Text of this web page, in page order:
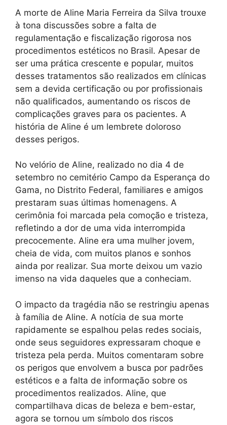
A morte de Aline Maria Ferreira da Silva trouxe
à tona discussões sobre a falta de
regulamentação e fiscalização rigorosa nos
procedimentos estéticos no Brasil. Apesar de
ser uma prática crescente e popular, muitos
desses tratamentos são realizados em clínicas
sem a devida certificação ou por profissionais
não qualificados, aumentando os riscos de
complicações graves para os pacientes. A
história de Aline é um lembrete doloroso
desses perigos.
No velório de Aline, realizado no dia 4 de
setembro no cemitério Campo da Esperança do
Gama, no Distrito Federal, familiares e amigos
prestaram suas últimas homenagens. A
cerimônia foi marcada pela comoção e tristeza,
refletindo a dor de uma vida interrompida
precocemente. Aline era uma mulher jovem,
cheia de vida, com muitos planos e sonhos
ainda por realizar. Sua morte deixou um vazio
imenso na vida daqueles que a conheciam.
O impacto da tragédia não se restringiu apenas
à família de Aline. A notícia de sua morte
rapidamente se espalhou pelas redes sociais,
onde seus seguidores expressaram choque e
tristeza pela perda. Muitos comentaram sobre
os perigos que envolvem a busca por padrões
estéticos e a falta de informação sobre os
procedimentos realizados. Aline, que
compartilhava dicas de beleza e bem-estar,
agora se tornou um símbolo dos riscos